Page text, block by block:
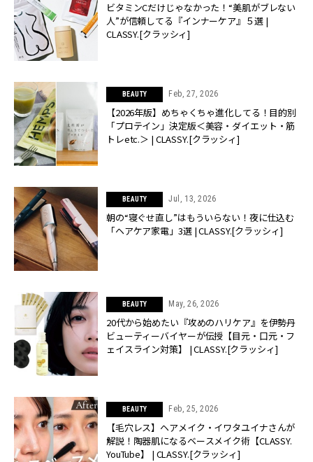
ビタミンCだけじゃなかった！“美肌がブレない
人”が信頼してる『インナーケア』５選 |
CLASSY.[クラッシィ]
BEAUTY Feb, 27, 2026
【2026年版】めちゃくちゃ進化してる！目的別
「プロテイン」決定版＜美容・ダイエット・筋
トレetc.＞ | CLASSY.[クラッシィ]
BEAUTY Jul, 13, 2026
朝の“寝ぐせ直し”はもういらない！夜に仕込む
「ヘアケア家電」3選 | CLASSY.[クラッシィ]
BEAUTY May, 26, 2026
20代から始めたい『攻めのハリケア』を伊勢丹
ビューティーバイヤーが伝授【目元・口元・フ
ェイスライン対策】 | CLASSY.[クラッシィ]
BEAUTY Feb, 25, 2026
【毛穴レス】ヘアメイク・イワタユイナさんが
解説！陶器肌になるベースメイク術【CLASSY.
YouTube】 | CLASSY.[クラッシィ]